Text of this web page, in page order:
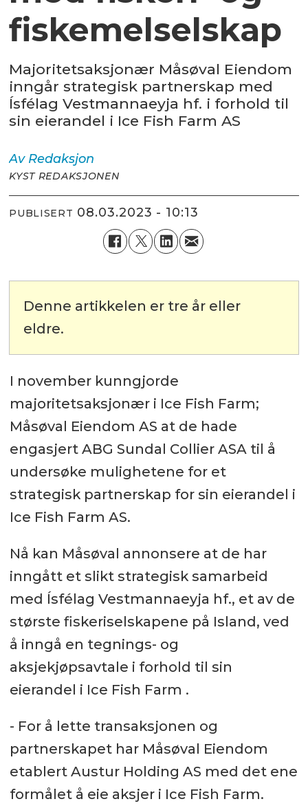
fiskemelselskap
Majoritetsaksjonær Måsøval Eiendom
inngår strategisk partnerskap med
Ísfélag Vestmannaeyja hf. i forhold til
sin eierandel i Ice Fish Farm AS
Av Redaksjon
KYST REDAKSJONEN
PUBLISERT 08.03.2023 - 10:13
Denne artikkelen er tre år eller
eldre.
I november kunngjorde
majoritetsaksjonær i Ice Fish Farm;
Måsøval Eiendom AS at de hade
engasjert ABG Sundal Collier ASA til å
undersøke mulighetene for et
strategisk partnerskap for sin eierandel i
Ice Fish Farm AS.
Nå kan Måsøval annonsere at de har
inngått et slikt strategisk samarbeid
med Ísfélag Vestmannaeyja hf., et av de
største fiskeriselskapene på Island, ved
å inngå en tegnings- og
aksjekjøpsavtale i forhold til sin
eierandel i Ice Fish Farm .
- For å lette transaksjonen og
partnerskapet har Måsøval Eiendom
etablert Austur Holding AS med det ene
formålet å eie aksjer i Ice Fish Farm.